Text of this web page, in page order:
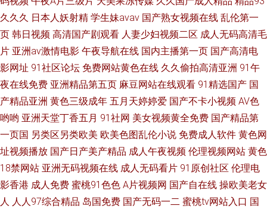
久久久 日本人妖射精 学生妹avav 国产熟女视频在线 乱伦第一
页 韩日视频 高清国产剧观看 人妻少妇视频二区 成人无码高清毛
片 亚洲av激情电影 午夜导航在线 国内主播第一页 国产高清电
影网址 91社区论坛 免费网站黄色在线 久久偷拍高清亚洲 91午
夜在线免费 亚洲精品第五页 麻豆网站在线观看 91精选国产 国
产精品亚洲 黄色三级成年 五月天婷婷爱 国产不卡小视频 AV色
哟哟 亚洲天堂丁香五月 91社网 美女视频黄全免费 国产精品第
一页国 另类区另类欧美 欧美色图乱伦小说 免费成人软件 黄色网
址视频播放 国产日产美产精品 成人午夜视频 伦理视频网站 黄色
18禁网站 亚洲无码视频在线 成人无码看片 91原创社区 伦理电
影香港 成人免费 蜜桃91色色 A片视频网 国产自在线 操欧美老女
人 人人97综合精品 岛国免费 国产无码一二 蜜桃tv网站入口 国